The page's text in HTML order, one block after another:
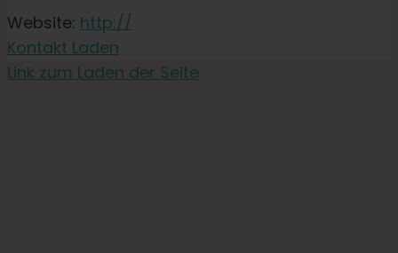
Website: http://
Kontakt Laden
Link zum Laden der Seite